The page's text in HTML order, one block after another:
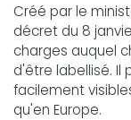
Créé par le
décret du 8
charges auquel
d'être labellisé. Il
facilement
qu'en Europe.